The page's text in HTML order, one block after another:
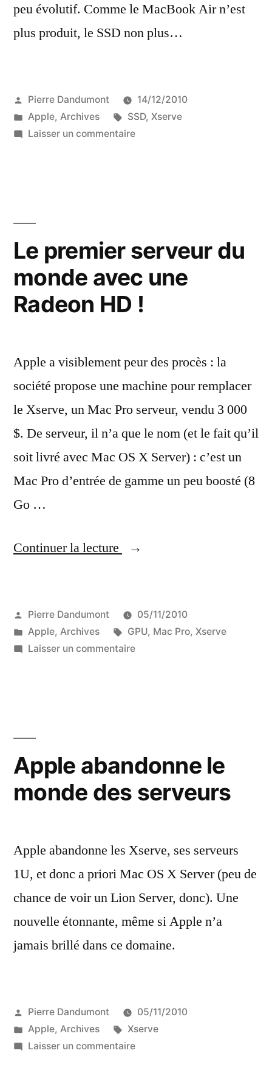
peu évolutif. Comme le MacBook Air n’est
plus produit, le SSD non plus…
Publié
par
Pierre Dandumont
14/12/2010
Publié
dans
Apple, Archives Étiquettes :
SSD, Xserve
Laisser un commentairesur
Le premier serveur du
monde avec une
Radeon HD !
Apple a visiblement peur des procès : la
société propose une machine pour remplacer
le Xserve, un Mac Pro serveur, vendu 3 000
$. De serveur, il n’a que le nom (et le fait qu’il
soit livré avec Mac OS X Server) : c’est un
Mac Pro d’entrée de gamme un peu boosté (8
Go …
Continuer la lecture
« Le
du
monde
! »
Publié
par
Pierre Dandumont
05/11/2010
Publié
dans
Apple, Archives Étiquettes :
GPU, Mac Pro, Xserve
Laisser un commentairesur
une
HD
Apple abandonne le
monde des serveurs
Apple abandonne les Xserve, ses serveurs
1U, et donc a priori Mac OS X Server (peu de
chance de voir un Lion Server, donc). Une
nouvelle étonnante, même si Apple n’a
jamais brillé dans ce domaine.
Publié
par
Pierre Dandumont
05/11/2010
Publié
dans
Apple, Archives Étiquettes :
Xserve
Laisser un commentairesur